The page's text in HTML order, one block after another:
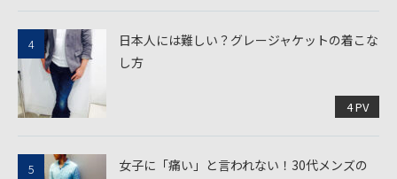
日本人には難しい？グレージャケットの着こな
し方
4 PV
女子に「痛い」と言われない！30代メンズの